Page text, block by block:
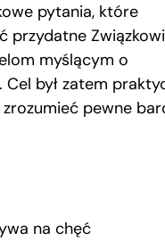
pytania, które
przydatne Związkowi
myślącym o
był zatem
pewne
na chęć